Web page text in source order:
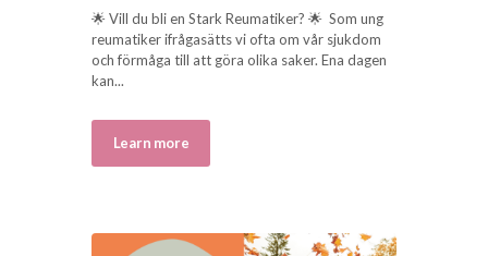
🌟 Vill du bli en Stark Reumatiker? 🌟 Som ung
reumatiker ifrågasätts vi ofta om vår sjukdom
och förmåga till att göra olika saker. Ena dagen
kan...
Learn more